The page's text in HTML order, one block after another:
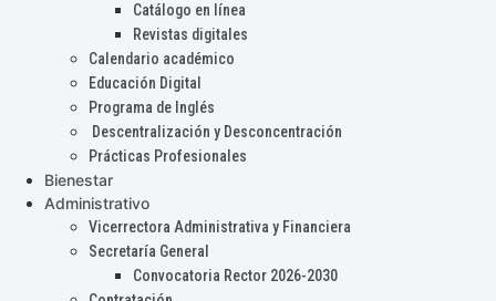
Catálogo en línea
Revistas digitales
Calendario académico
Educación Digital
Programa de Inglés
Descentralización y Desconcentración
Prácticas Profesionales
Bienestar
Administrativo
Vicerrectora Administrativa y Financiera
Secretaría General
Convocatoria Rector 2026-2030